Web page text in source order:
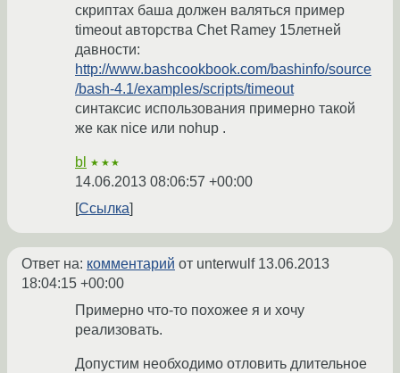
скриптах баша должен валяться пример
timeout авторства Chet Ramey 15летней
давности:
http://www.bashcookbook.com/bashinfo/source
/bash-4.1/examples/scripts/timeout
синтаксис использования примерно такой
же как nice или nohup .
bl ★★★
14.06.2013 08:06:57 +00:00
Ссылка
Ответ на: комментарий от unterwulf 13.06.2013
18:04:15 +00:00
Примерно что-то похожее я и хочу
реализовать.
Допустим необходимо отловить длительное